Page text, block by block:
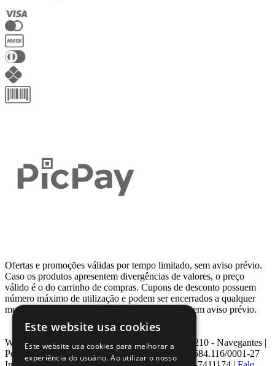
Ofertas e promoções válidas por tempo limitado, sem aviso prévio.
Caso os produtos apresentem divergências de valores, o preço
válido é o do carrinho de compras. Cupons de desconto possuem
número máximo de utilização e podem ser encerrados a qualquer
momento, de acordo com sua disponibilidade e sem aviso prévio.
Webcontinental LTDA | Travessa Venezuela, Nº 210 - Navegantes |
Porto Alegre - RS - CEP: 90.240-220 CNPJ: 08.584.116/0001-27
Este website usa cookies
Este website usa cookies para melhorar a
experiência do usuário. Ao utilizar o nosso